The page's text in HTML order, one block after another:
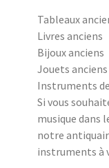
Tableaux
Livres anciens
Bijoux anciens
Jouets anciens
Instruments
Si vous
musique dans
notre
instruments à